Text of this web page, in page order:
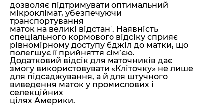
дозволяє підтримувати оптимальний
мікроклімат, убезпечуючи
транспортування
маток на великі відстані. Наявність
спеціального кормового відсіку сприяє
рівномірному доступу бджіл до матки, що
полегшує її прийняття сім’єю.
Додатковий відсік для маточників дає
змогу використовувати «Кліточку» не лише
для підсаджування, а й для штучного
виведення маток у промислових і
селекційних
цілях Америки.